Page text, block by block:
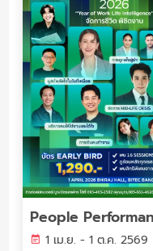
1 เม.ย. - 1 ต.ค. 2569